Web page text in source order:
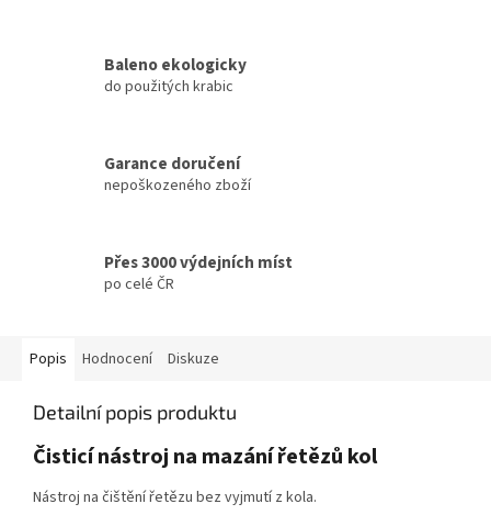
Baleno ekologicky
do použitých krabic
Garance doručení
nepoškozeného zboží
Přes 3000 výdejních míst
po celé ČR
Popis Hodnocení Diskuze
Detailní popis produktu
Čisticí nástroj na mazání řetězů kol
Nástroj na čištění řetězu bez vyjmutí z kola.